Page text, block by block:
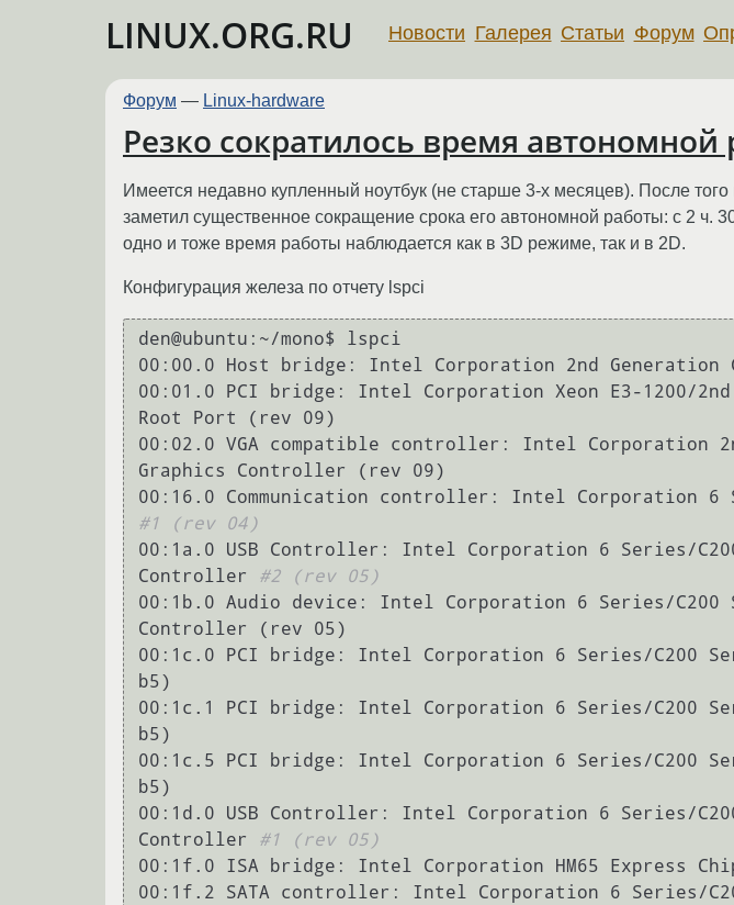
LINUX.ORG.RU Новости Галерея Статьи Форум
Форум — Linux-hardware
Резко сократилось время автономной
Имеется недавно купленный ноутбук (не старше 3-х месяцев). После
заметил существенное сокращение срока его автономной работы: с 2 ч.
одно и тоже время работы наблюдается как в 3D режиме, так и в 2D.
Конфигурация железа по отчету lspci
den@ubuntu:~/mono$ lspci
00:00.0 Host bridge: Intel Corporation 2nd Generation
00:01.0 PCI bridge: Intel Corporation Xeon E3-1200/
Root Port (rev 09)
00:02.0 VGA compatible controller: Intel Corporation
Graphics Controller (rev 09)
#1 (rev 04)
00:1a.0 USB Controller: Intel Corporation 6 Series/
Controller #2 (rev 05)
00:1b.0 Audio device: Intel Corporation 6 Series/
Controller (rev 05)
00:1c.0 PCI bridge: Intel Corporation 6 Series/C200
b5)
00:1c.1 PCI bridge: Intel Corporation 6 Series/C200
b5)
00:1c.5 PCI bridge: Intel Corporation 6 Series/C200
b5)
00:1d.0 USB Controller: Intel Corporation 6 Series/
Controller #1 (rev 05)
00:1f.0 ISA bridge: Intel Corporation HM65 Express
00:1f.2 SATA controller: Intel Corporation 6 Series/